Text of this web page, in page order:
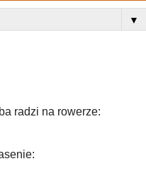
▼
radzi na rowerze: